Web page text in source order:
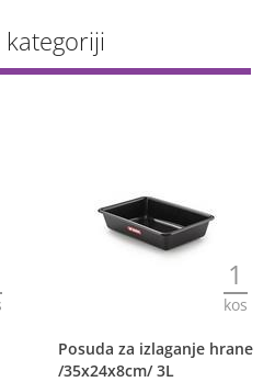
1
kos
Posuda za izlaganje hrane
/35x24x8cm/ 3L